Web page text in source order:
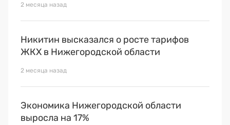
2 месяца назад
Никитин высказался о росте тарифов
ЖКХ в Нижегородской области
2 месяца назад
Экономика Нижегородской области
выросла на 17%